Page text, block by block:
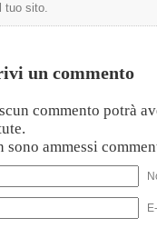
tuo sito.
un commento
commento potrà
sono ammessi